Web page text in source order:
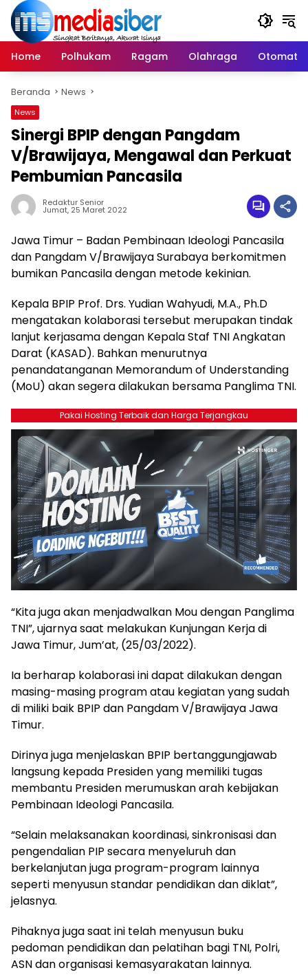
Langsung
konten
Home
Polhukam Ragam Olahraga Otomatif
Beranda News
News
Sinergi BPIP dengan Pangdam
V/Brawijaya, Mengawal dan Perkuat
Pembumian Pancasila
Redaktur Senior
Jumat, 25 Maret 2022
Jawa Timur – Badan Pembinaan Ideologi Pancasila
dan Pangdam V/Brawijaya Surabaya berkomitmen
bumikan Pancasila dengan metode kekinian.
Kepala BPIP Prof. Drs. Yudian Wahyudi, M.A., Ph.D
mengatakan kolaborasi tersebut merupakan tindak
lanjut kerjasama dengan Kepala Staf TNI Angkatan
Darat (KASAD). Bahkan menurutnya
penandatanganan Memorandum of Understanding
(MoU) akan segera dilakukan bersama Panglima TNI.
Pakai Hosting Terbaik dan Harga Terjangkau
“Kita juga akan menjadwalkan Mou dengan Panglima
TNI”, ujarnya saat melakukan Kunjungan Kerja di
Jawa Timur, Jum’at, (25/03/2022).
Ia berharap kolaborasi ini dapat dilakukan dengan
masing-masing program atau kegiatan yang sudah
di miliki baik BPIP dan Pangdam V/Brawijaya Jawa
Timur.
Dirinya juga menjelaskan BPIP bertanggungjawab
langsung kepada Presiden yang memiliki tugas
membantu Presiden merumuskan arah kebijakan
Pembinaan Ideologi Pancasila.
“Selain melaksanakan koordinasi, sinkronisasi dan
pengendalian PIP secara menyeluruh dan
berkelanjutan juga program-program lainnya
seperti menyusun standar pendidikan dan diklat”,
jelasnya.
Pihaknya juga saat ini telah menyusun buku
pedoman pendidikan dan pelatihan bagi TNI, Polri,
ASN dan organisasi kemasyarakatan lainnya.